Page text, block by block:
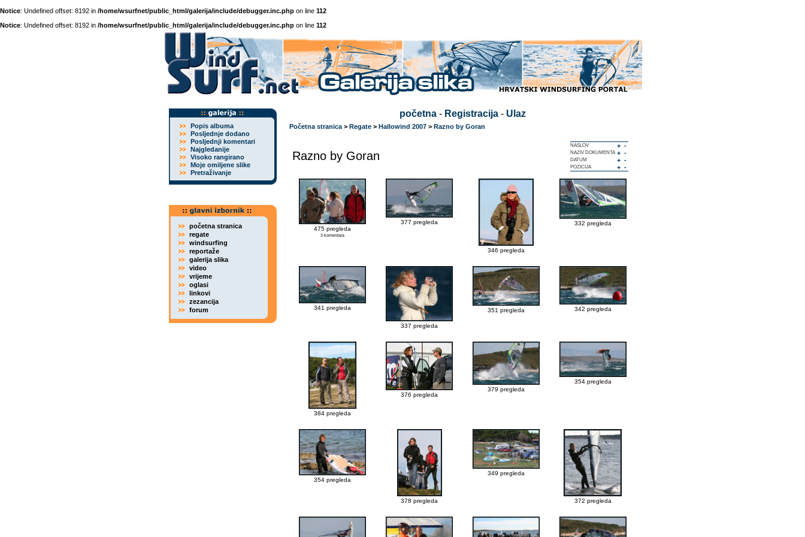
Notice: Undefined offset: 8192 in /home/wsurfnet/public_html/galerija/include/debugger.inc.php on line 112
Notice: Undefined offset: 8192 in /home/wsurfnet/public_html/galerija/include/debugger.inc.php on line 112
Popis albuma
Posljednje dodano
Posljednji komentari
Najgledanije
Visoko rangirano
Moje omiljene slike
Pretraživanje
početna stranica
regate
windsurfing
reportaže
galerija slika
video
vrijeme
oglasi
linkovi
zezancija
forum
početna- Registracija- Ulaz
Početna stranica > Regate > Hallowind 2007 > Razno by Goran
Razno by Goran
NASLOV + -
NAZIV DOKUMENTA+ -
DATUM + -
POZICIJA + -
475 pregleda
3 komentara
377 pregleda
346 pregleda
332 pregleda
341 pregleda
337 pregleda
351 pregleda 342 pregleda
384 pregleda
376 pregleda
379 pregleda
354 pregleda
354 pregleda
378 pregleda
349 pregleda
372 pregleda